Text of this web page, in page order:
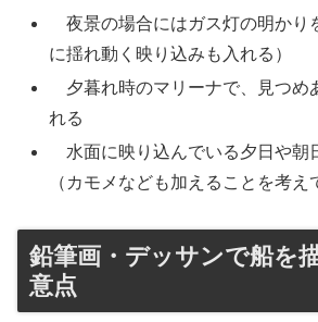
夜景の場合にはガス灯の明かり
に揺れ動く映り込みも入れる）
夕暮れ時のマリーナで、見つめ
れる
水面に映り込んでいる夕日や朝
（カモメなども加えることを考え
鉛筆画・デッサンで船を
意点